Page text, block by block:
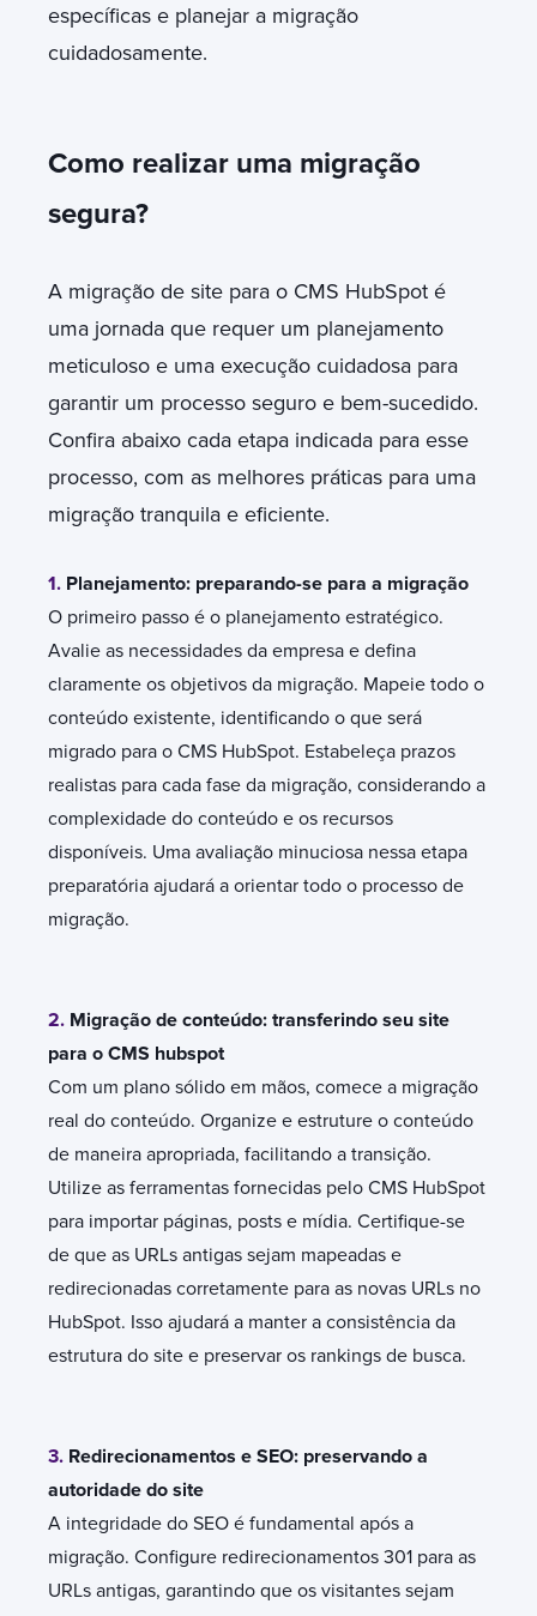
específicas e planejar a migração
cuidadosamente.
Como realizar uma migração
segura?
A migração de site para o CMS HubSpot é
uma jornada que requer um planejamento
meticuloso e uma execução cuidadosa para
garantir um processo seguro e bem-sucedido.
Confira abaixo cada etapa indicada para esse
processo, com as melhores práticas para uma
migração tranquila e eficiente.
1. Planejamento: preparando-se para a migração
O primeiro passo é o planejamento estratégico.
Avalie as necessidades da empresa e defina
claramente os objetivos da migração. Mapeie todo o
conteúdo existente, identificando o que será
migrado para o CMS HubSpot. Estabeleça prazos
realistas para cada fase da migração, considerando a
complexidade do conteúdo e os recursos
disponíveis. Uma avaliação minuciosa nessa etapa
preparatória ajudará a orientar todo o processo de
migração.
2. Migração de conteúdo: transferindo seu site
para o CMS hubspot
Com um plano sólido em mãos, comece a migração
real do conteúdo. Organize e estruture o conteúdo
de maneira apropriada, facilitando a transição.
Utilize as ferramentas fornecidas pelo CMS HubSpot
para importar páginas, posts e mídia. Certifique-se
de que as URLs antigas sejam mapeadas e
redirecionadas corretamente para as novas URLs no
HubSpot. Isso ajudará a manter a consistência da
estrutura do site e preservar os rankings de busca.
3. Redirecionamentos e SEO: preservando a
autoridade do site
A integridade do SEO é fundamental após a
migração. Configure redirecionamentos 301 para as
URLs antigas, garantindo que os visitantes sejam